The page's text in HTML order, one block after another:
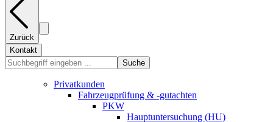
Zurück
Kontakt
Suche
Privatkunden
Fahrzeugprüfung & -gutachten
PKW
Hauptuntersuchung (HU)